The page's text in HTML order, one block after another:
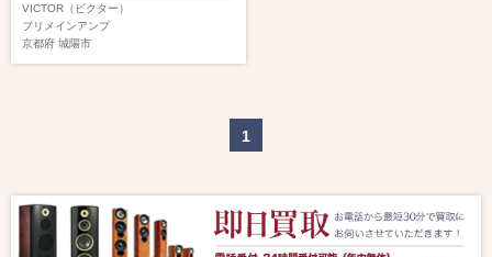
VICTOR（ビクター）
プリメインアンプ
京都府 城陽市
1